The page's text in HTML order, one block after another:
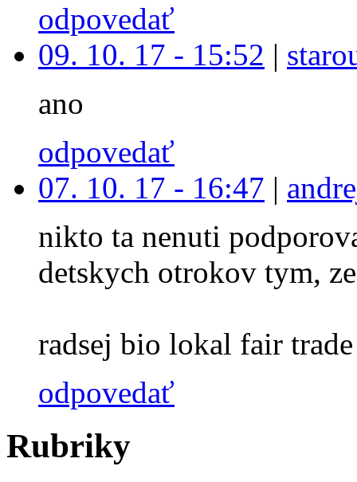
odpovedať
09. 10. 17 - 15:52 |
ano
odpovedať
07. 10. 17 - 16:47 |
nikto ta nenuti
detskych otrokov tym,
radsej bio lokal fair
odpovedať
Rubriky